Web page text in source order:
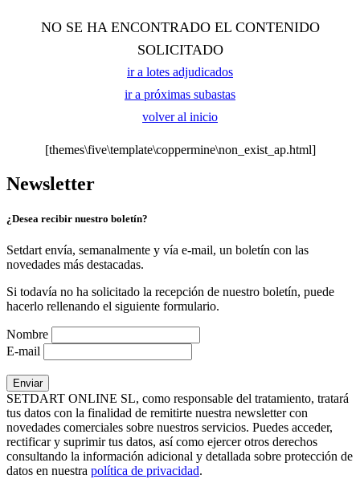
NO SE HA ENCONTRADO EL CONTENIDO
SOLICITADO
ir a lotes adjudicados
ir a próximas subastas
volver al inicio
[themes\five\template\coppermine\non_exist_ap.html]
Newsletter
¿Desea recibir nuestro boletín?
Setdart envía, semanalmente y vía e-mail, un boletín con las
novedades más destacadas.
Si todavía no ha solicitado la recepción de nuestro boletín, puede
hacerlo rellenando el siguiente formulario.
Nombre
E-mail
SETDART ONLINE SL, como responsable del tratamiento, tratará
tus datos con la finalidad de remitirte nuestra newsletter con
novedades comerciales sobre nuestros servicios. Puedes acceder,
rectificar y suprimir tus datos, así como ejercer otros derechos
consultando la información adicional y detallada sobre protección de
datos en nuestra política de privacidad.